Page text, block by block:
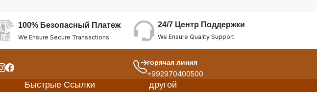
100% Безопасный Платеж
We Ensure Secure Transactions
24/7 Центр Поддержки
We Ensure Quality Support
горячая линия
+992970400500
Быстрые Ссылки другой